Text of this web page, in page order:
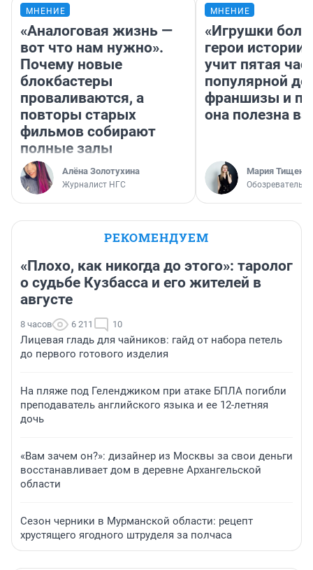
МНЕНИЕ
«Аналоговая жизнь —
вот что нам нужно».
Почему новые
блокбастеры
проваливаются, а
повторы старых
фильмов собирают
полные залы
Алёна Золотухина
Журналист НГС
МНЕНИЕ
«Игрушки
герои
учит пятая
популярной
франшизы и
она полезна
Мария Тищенко
Обозреватель
РЕКОМЕНДУЕМ
«Плохо, как никогда до этого»: таролог
о судьбе Кузбасса и его жителей в
августе
8 часов 6 211 10
Лицевая гладь для чайников: гайд от набора петель
до первого готового изделия
На пляже под Геленджиком при атаке БПЛА погибли
преподаватель английского языка и ее 12-летняя
дочь
«Вам зачем он?»: дизайнер из Москвы за свои деньги
восстанавливает дом в деревне Архангельской
области
Сезон черники в Мурманской области: рецепт
хрустящего ягодного штруделя за полчаса